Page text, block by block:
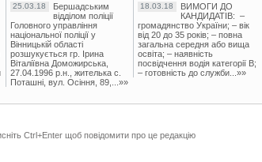
25.03.18
Бершадським
відділом поліції
Головного управління
національної поліції у
Вінницькій області
розшукується гр. Ірина
Віталіївна Доможирська,
27.04.1996 р.н., жителька с.
Поташні, вул. Осіння, 89,...»»
18.03.18
ВИМОГИ ДО
КАНДИДАТІВ: –
громадянство України; – вік
від 20 до 35 років; – повна
загальна середня або вища
освіта; – наявність
посвідчення водія категорії В;
– готовність до служби...»»
Ctrl+Enter щоб повідомити про це редакцію